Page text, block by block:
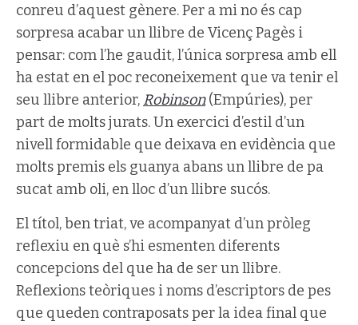
conreu d’aquest gènere. Per a mi no és cap
sorpresa acabar un llibre de Vicenç Pagès i
pensar: com l’he gaudit, l’única sorpresa amb ell
ha estat en el poc reconeixement que va tenir el
seu llibre anterior, Robinson(Empúries), per
part de molts jurats. Un exercici d’estil d’un
nivell formidable que deixava en evidència que
molts premis els guanya abans un llibre de pa
sucat amb oli, en lloc d’un llibre sucós.
El títol, ben triat, ve acompanyat d’un pròleg
reflexiu en què s’hi esmenten diferents
concepcions del que ha de ser un llibre.
Reflexions teòriques i noms d’escriptors de pes
que queden contraposats per la idea final que